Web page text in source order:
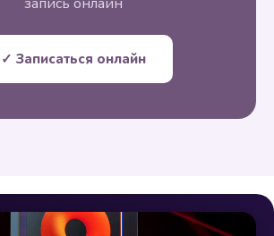
✓ Записаться онлайн